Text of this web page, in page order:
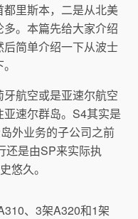
里斯本，二是从北美
。本篇先给大家介绍
简单介绍一下从波士
航空或是亚速尔航空
亚速尔群岛。S4其实是
外业务的子公司之前
还是由SP来实际执
悠久。
、3架A320和1架